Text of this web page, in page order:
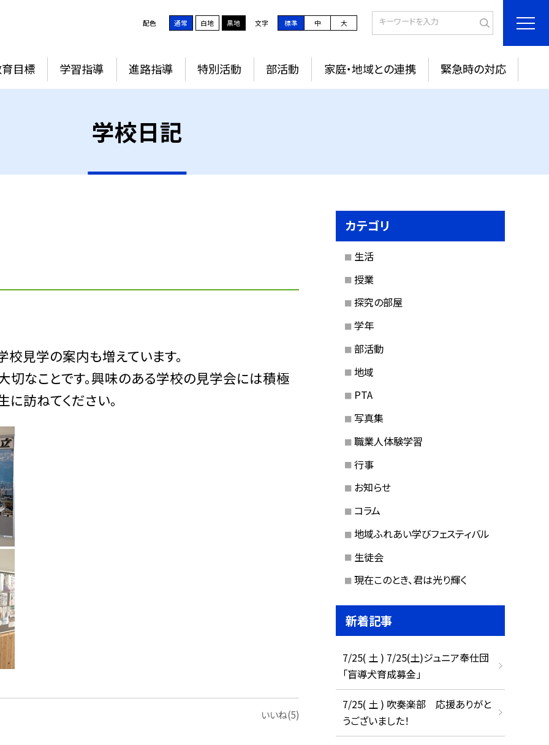
配色 通常 白地 黒地 文字 標準 中 大
目標 学習指導 進路指導 特別活動 部活動 家庭・地域との連携 緊急時の対応
学校日記
見学の案内も増えています。
切なことです。興味のある学校の見学会には積極
に訪ねてください。
いいね(5)
カテゴリ
生活
授業
探究の部屋
学年
部活動
地域
PTA
写真集
職業人体験学習
行事
お知らせ
コラム
地域ふれあい学びフェスティバル
生徒会
現在このとき、君は光り輝く
新着記事
7/25( 土 ) 7/25(土)ジュニア奉仕団
「盲導犬育成募金」
7/25( 土 ) 吹奏楽部 応援ありがと
うございました！